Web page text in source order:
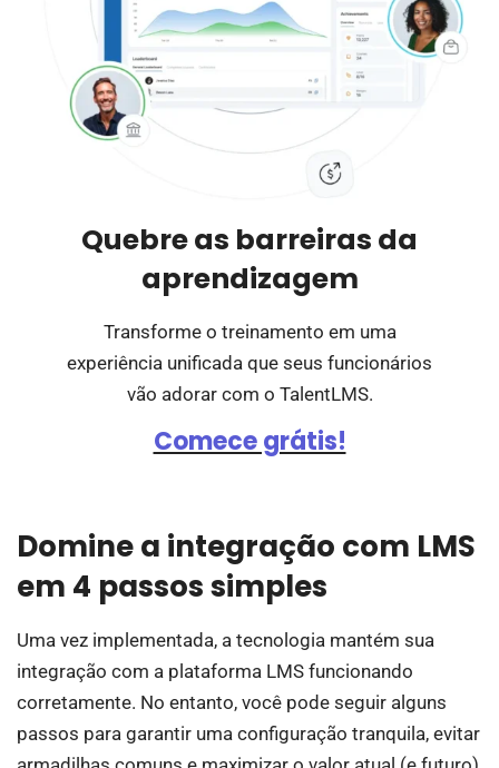
Quebre as barreiras da
aprendizagem
Transforme o treinamento em uma
experiência unificada que seus funcionários
vão adorar com o TalentLMS.
Comece grátis!
Domine a integração com LMS
em 4 passos simples
Uma vez implementada, a tecnologia mantém sua
integração com a plataforma LMS funcionando
corretamente. No entanto, você pode seguir alguns
passos para garantir uma configuração tranquila, evitar